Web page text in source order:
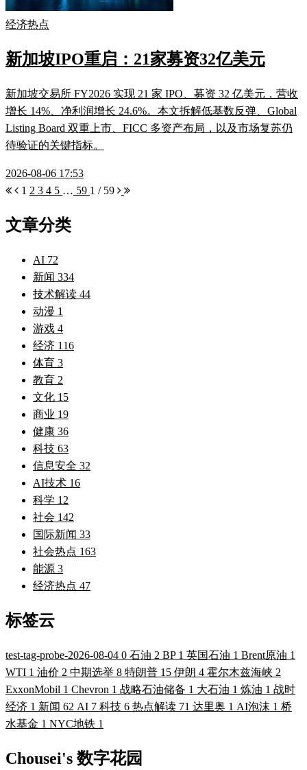
经济热点
新加坡IPO重启：21家募资32亿美元
新加坡交易所 FY2026 实现 21 家 IPO、募资 32 亿美元，营收
增长 14%、净利润增长 24.6%。本文拆解低基数反弹、Global
Listing Board 双重上市、FICC 多资产布局，以及市场复苏仍
待验证的关键指标。
2026-08-06 17:53
1 2 3 4 5 … 59 1 / 59
文章分类
AI 72
新闻 334
技术解读 44
动漫 1
游戏 4
经济 116
体育 3
教育 2
文化 15
商业 19
健康 36
科技 63
信息安全 32
AI技术 16
科学 12
社会 142
国际新闻 33
社会热点 163
能源 3
经济热点 47
标签云
test-tag-probe-2026-08-04 0 石油 2 BP 1 英国石油 1 Brent原油 1
WTI 1 油价 2 中期选举 8 特朗普 15 伊朗 4 霍尔木兹海峡 2
ExxonMobil 1 Chevron 1 战略石油储备 1 大石油 1 炼油 1 战时
经济 1 新闻 62 AI 7 科技 6 热点解读 71 达里奥 1 AI泡沫 1 桥
水基金 1 NYC地铁 1
Chousei's 数字花园